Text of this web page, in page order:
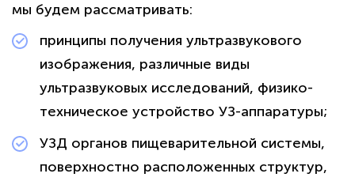
мы будем рассматривать:
принципы получения ультразвукового
изображения, различные виды
ультразвуковых исследований, физико-
техническое устройство УЗ-аппаратуры;
УЗД органов пищеварительной системы,
поверхностно расположенных структур,